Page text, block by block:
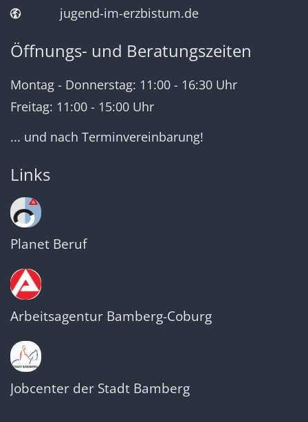
jugend-im-erzbistum.de
Öffnungs- und Beratungszeiten
Montag - Donnerstag: 11:00 - 16:30 Uhr
Freitag: 11:00 - 15:00 Uhr
... und nach Terminvereinbarung!
Links
Planet Beruf
Arbeitsagentur Bamberg-Coburg
Jobcenter der Stadt Bamberg